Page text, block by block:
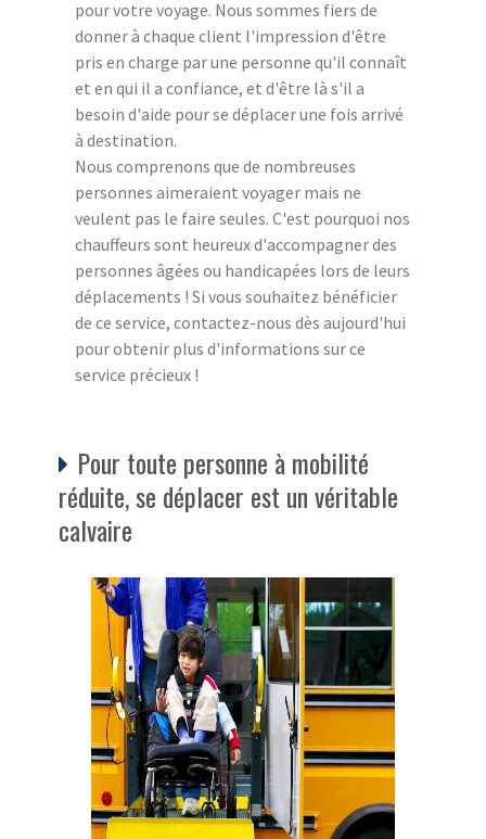
pour votre voyage. Nous sommes fiers de
donner à chaque client l'impression d'être
pris en charge par une personne qu'il connaît
et en qui il a confiance, et d'être là s'il a
besoin d'aide pour se déplacer une fois arrivé
à destination.
Nous comprenons que de nombreuses
personnes aimeraient voyager mais ne
veulent pas le faire seules. C'est pourquoi nos
chauffeurs sont heureux d'accompagner des
personnes âgées ou handicapées lors de leurs
déplacements ! Si vous souhaitez bénéficier
de ce service, contactez-nous dès aujourd'hui
pour obtenir plus d'informations sur ce
service précieux !
Pour toute personne à mobilité
réduite, se déplacer est un véritable
calvaire